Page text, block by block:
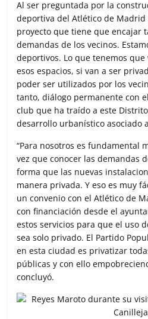
Al ser preguntada por la
deportiva del Atlético de Madrid
proyecto que tiene que encajar
demandas de los vecinos.
deportivos. Lo que tenemos
esos espacios, si van a ser
poder ser utilizados por los
tanto, diálogo permanente con
club que ha traído a este
desarrollo urbanístico asociado
“Para nosotros es fundamental
vez que conocer las demandas
forma que las nuevas
manera privada. Y eso es muy
un convenio con el Atlético de
con financiación desde el
estos servicios para que el uso
sea solo privado. El Partido
en esta ciudad es privatizar
públicas y con ello
concluyó.